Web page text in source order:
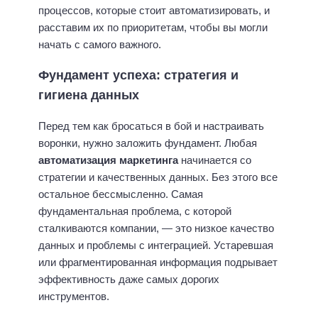
процессов, которые стоит автоматизировать, и
расставим их по приоритетам, чтобы вы могли
начать с самого важного.
Фундамент успеха: стратегия и
гигиена данных
Перед тем как бросаться в бой и настраивать
воронки, нужно заложить фундамент. Любая
автоматизация маркетинганачинается со
стратегии и качественных данных. Без этого все
остальное бессмысленно. Самая
фундаментальная проблема, с которой
сталкиваются компании, — это низкое качество
данных и проблемы с интеграцией. Устаревшая
или фрагментированная информация подрывает
эффективность даже самых дорогих
инструментов.